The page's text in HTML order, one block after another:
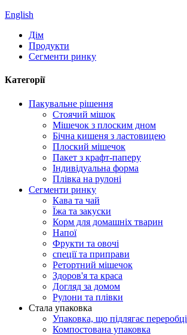
English
Дім
Продукти
Сегменти ринку
Категорії
Пакувальне рішення
Стоячий мішок
Мішечок з плоским дном
Бічна кишеня з ластовицею
Плоский мішечок
Пакет з крафт-паперу
Індивідуальна форма
Плівка на рулоні
Сегменти ринку
Кава та чай
Їжа та закуски
Корм для домашніх тварин
Напої
Фрукти та овочі
спеції та приправи
Ретортний мішечок
Здоров'я та краса
Догляд за домом
Рулони та плівки
Стала упаковка
Упаковка, що підлягає переробці
Компостована упаковка